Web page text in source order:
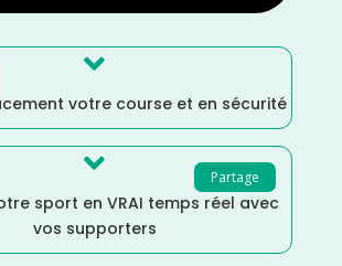

votre course et en sécurité
Partage

sport en VRAI temps réel avec
vos supporters